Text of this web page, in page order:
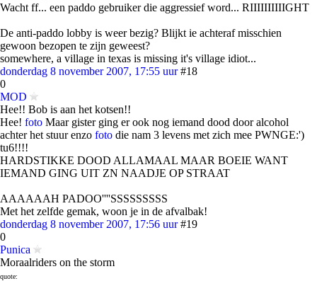
Wacht ff... een paddo gebruiker die aggressief word... RIIIIIIIIIIGHT
De anti-paddo lobby is weer bezig? Blijkt ie achteraf misschien
gewoon bezopen te zijn geweest?
somewhere, a village in texas is missing it's village idiot...
donderdag 8 november 2007, 17:55 uur #18
0
MOD
Hee!! Bob is aan het kotsen!!
Hee! foto Maar gister ging er ook nog iemand dood door alcohol
achter het stuur enzo foto die nam 3 levens met zich mee PWNGE:')
tu6!!!!
HARDSTIKKE DOOD ALLAMAAL MAAR BOEIE WANT
IEMAND GING UIT ZN NAADJE OP STRAAT
AAAAAAH PADOO''''SSSSSSSSS
Met het zelfde gemak, woon je in de afvalbak!
donderdag 8 november 2007, 17:56 uur #19
0
Punica
Moraalriders on the storm
quote: